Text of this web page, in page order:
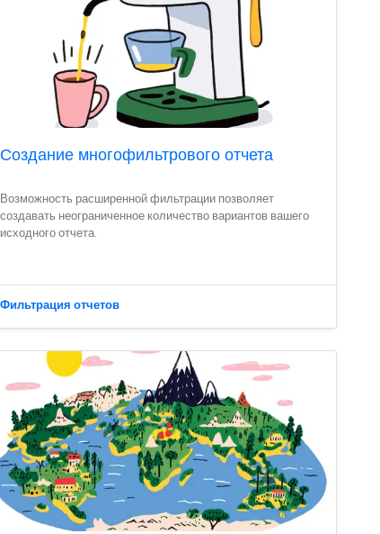
Создание многофильтрового отчета
Возможность расширенной фильтрации позволяет
создавать неограниченное количество вариантов вашего
исходного отчета.
Фильтрация отчетов